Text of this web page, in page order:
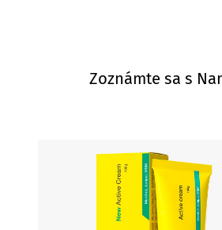
Zoznámte sa s